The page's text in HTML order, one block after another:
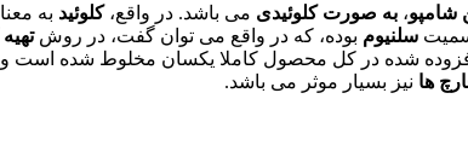
شامپو، به صورت کلوئیدی می باشد. در واقع،کلوئید به
سلنیوم بوده، که در واقع می توان گفت، در روش
افزوده شده در کل محصول کاملا یکسان مخلوط شده
ها نیز بسیار موثر می باشد.